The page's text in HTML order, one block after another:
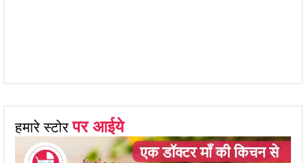
हमारे स्टोरपर आईये